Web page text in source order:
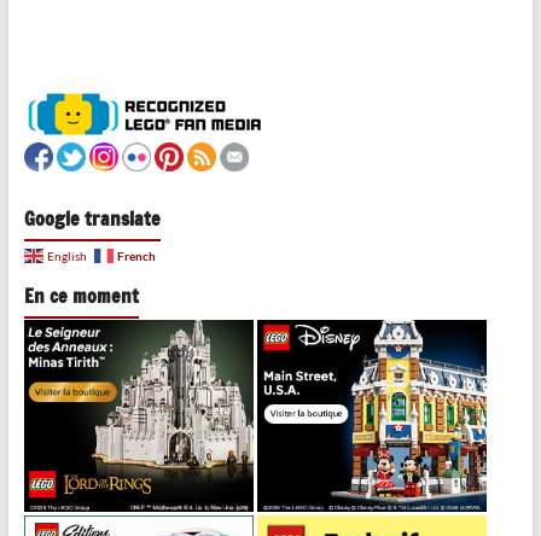
Google translate
English French
En ce moment